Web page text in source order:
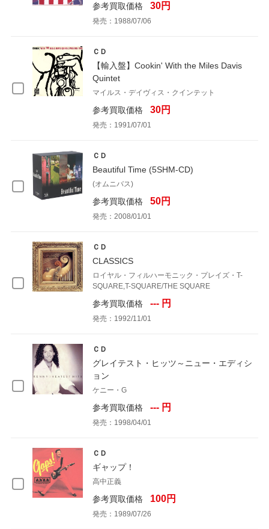
参考買取価格 30円
発売：1988/07/06
ＣＤ
【輸入盤】Cookin' With the Miles Davis
Quintet
マイルス・デイヴィス・クインテット
参考買取価格 30円
発売：1991/07/01
ＣＤ
Beautiful Time (5SHM-CD)
(オムニバス)
参考買取価格 50円
発売：2008/01/01
ＣＤ
CLASSICS
ロイヤル・フィルハーモニック・プレイズ・T-
SQUARE,T-SQUARE/THE SQUARE
参考買取価格 --- 円
発売：1992/11/01
ＣＤ
グレイテスト・ヒッツ～ニュー・エディシ
ョン
ケニー・G
参考買取価格 --- 円
発売：1998/04/01
ＣＤ
ギャップ！
高中正義
参考買取価格 100円
発売：1989/07/26